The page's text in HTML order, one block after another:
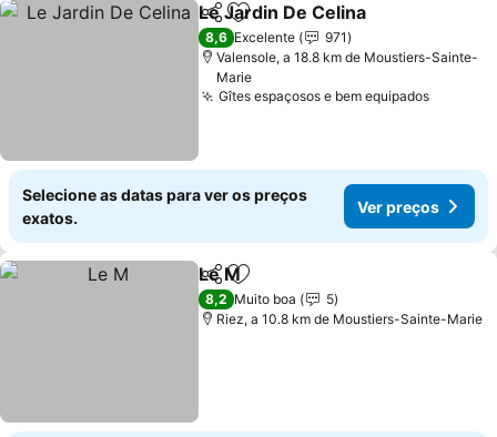
PartilharAdicionar aos favoritos
Le Jardin De Celina
8,6 Excelente
971
Valensole, a 18.8 km de Moustiers-Sainte-
Marie
Gîtes espaçosos e bem equipadosVer
Selecione as datas para ver os preços
exatos.
Ver preços
PartilharAdicionar aos favoritos
Le M
8,2 Muito boa
5
Riez, a 10.8 km de Moustiers-Sainte-Marie